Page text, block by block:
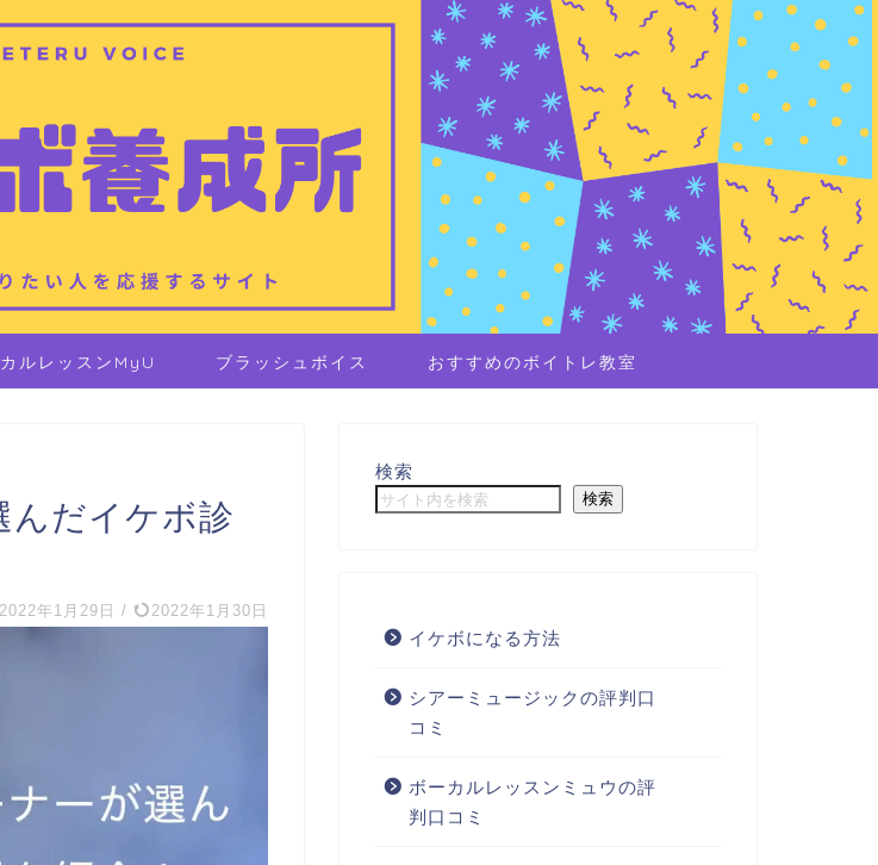
ルレッスンMyU ブラッシュボイス おすすめのボイトレ教室
んだイケボ診
2022年1月29日 / 2022年1月30日
検索
検索
イケボになる方法
シアーミュージックの評判口
コミ
ボーカルレッスンミュウの評
判口コミ